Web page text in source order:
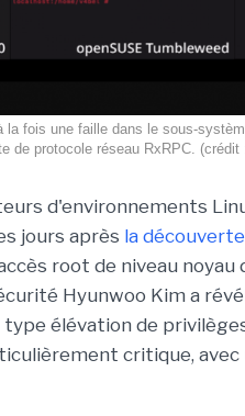
la fois une faille dans le sous-
de protocole réseau RxRPC.
d'environnements
jours après la
root de niveau noyau
Hyunwoo Kim a
élévation de
critique,